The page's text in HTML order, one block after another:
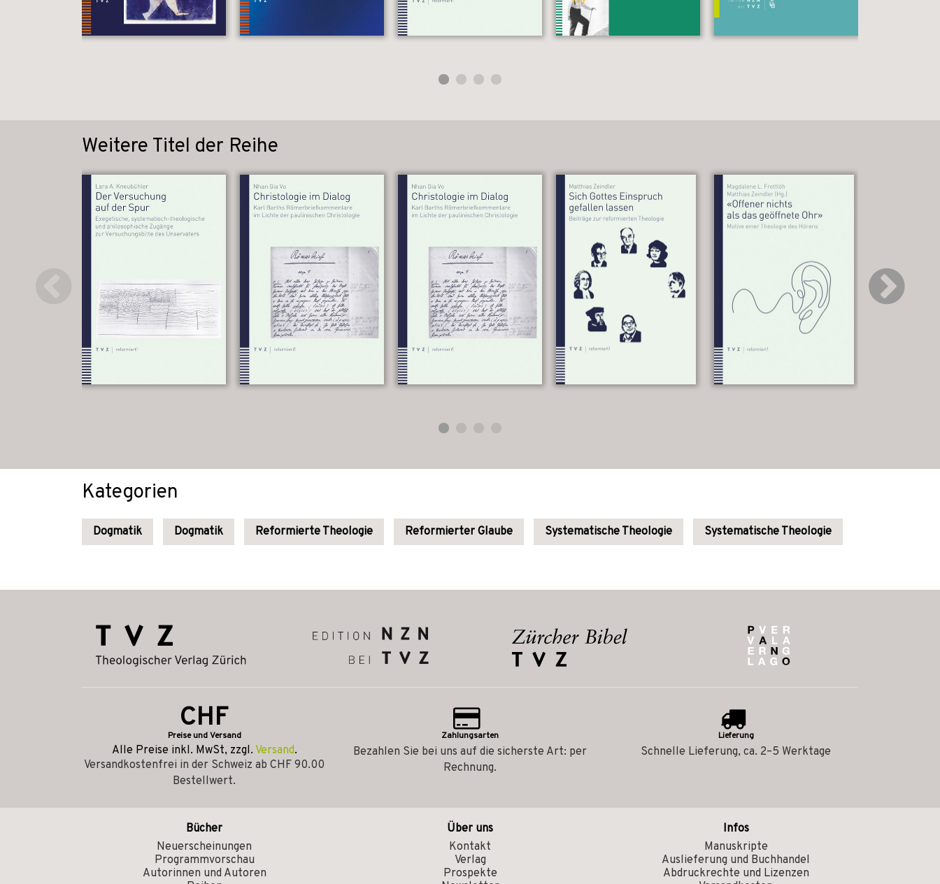
Weitere Titel der Reihe
Kategorien
Dogmatik Dogmatik Reformierte Theologie Reformierter Glaube Systematische Theologie Systematische Theologie
CHF
Preise und Versand
Alle Preise inkl. MwSt, zzgl. Versand.
Versandkostenfrei in der Schweiz ab CHF 90.00
Bestellwert.
Zahlungsarten
Bezahlen Sie bei uns auf die sicherste Art: per
Rechnung.
Lieferung
Schnelle Lieferung, ca. 2–5 Werktage
Bücher
Neuerscheinungen
Programmvorschau
Autorinnen und Autoren
Über uns
Kontakt
Verlag
Prospekte
Infos
Manuskripte
Auslieferung und Buchhandel
Abdruckrechte und Lizenzen